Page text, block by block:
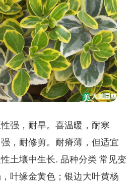
强，耐旱。喜温暖，耐寒
，耐修剪。耐瘠薄，但适宜
土壤中生长. 品种分类 常见变
叶缘金黄色；银边大叶黄杨